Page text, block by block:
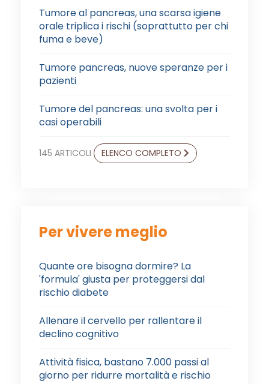
Tumore al pancreas, una scarsa igiene
orale triplica i rischi (soprattutto per chi
fuma e beve)
Tumore pancreas, nuove speranze per i
pazienti
Tumore del pancreas: una svolta per i
casi operabili
145 ARTICOLI ELENCO COMPLETO
Per vivere meglio
Quante ore bisogna dormire? La
'formula' giusta per proteggersi dal
rischio diabete
Allenare il cervello per rallentare il
declino cognitivo
Attività fisica, bastano 7.000 passi al
giorno per ridurre mortalità e rischio